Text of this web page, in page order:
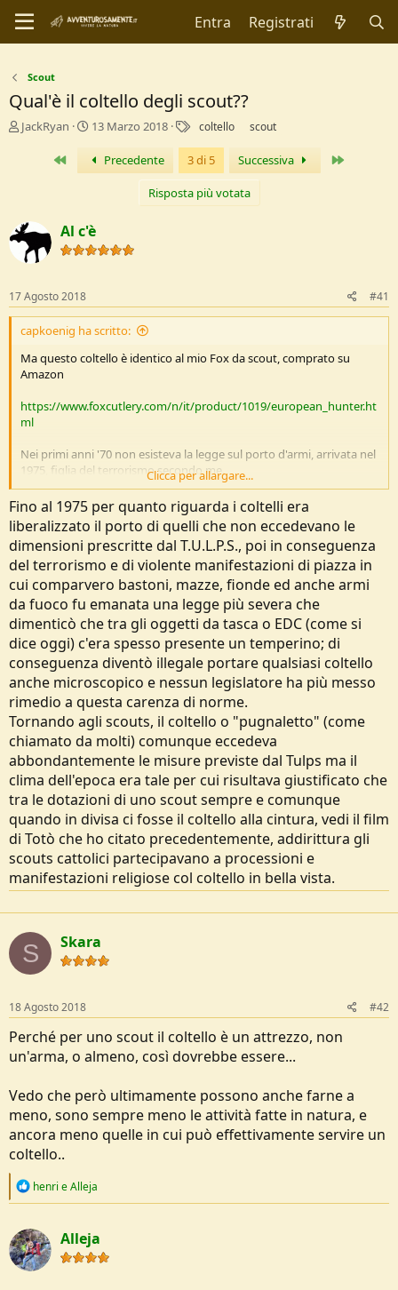
Entra Registrati
Scout
Qual'è il coltello degli scout??
C
r
e
D
c
u
s
i
o
e
JackRyan
D
t
a
I
n
i
13 Marzo 2018
g
coltello scout
Primo Precedente 3 di 5 Successiva
Risposta più votata
Al c'è
17 Agosto 2018 #41
capkoenig ha scritto:
Ma questo coltello è identico al mio Fox da scout, comprato su
Amazon
https://www.foxcutlery.com/n/it/product/1019/european_hunter.ht
ml
Nei primi anni '70 non esisteva la legge sul porto d'armi, arrivata nel
1975, figlia del terrorismo secondo me.
http://www.sanzioniamministrative.i...a_Normativa/Leggi/Armi/L_1
8Aprile1975-110.htm
Clicca per allargare...
Fino al 1975 per quanto riguarda i coltelli era
liberalizzato il porto di quelli che non eccedevano le
dimensioni prescritte dal T.U.L.P.S., poi in conseguenza
del terrorismo e di violente manifestazioni di piazza in
cui comparvero bastoni, mazze, fionde ed anche armi
da fuoco fu emanata una legge più severa che
dimenticò che tra gli oggetti da tasca o EDC (come si
dice oggi) c'era spesso presente un temperino; di
conseguenza diventò illegale portare qualsiasi coltello
anche microscopico e nessun legislatore ha più messo
rimedio a questa carenza di norme.
Tornando agli scouts, il coltello o "pugnaletto" (come
chiamato da molti) comunque eccedeva
abbondantemente le misure previste dal Tulps ma il
clima dell'epoca era tale per cui risultava giustificato che
tra le dotazioni di uno scout sempre e comunque
quando in divisa ci fosse il coltello alla cintura, vedi il film
di Totò che ho citato precedentemente, addirittura gli
scouts cattolici partecipavano a processioni e
manifestazioni religiose col coltello in bella vista.
S Skara
18 Agosto 2018 #42
Perché per uno scout il coltello è un attrezzo, non
un'arma, o almeno, così dovrebbe essere...
Vedo che però ultimamente possono anche farne a
meno, sono sempre meno le attività fatte in natura, e
ancora meno quelle in cui può effettivamente servire un
coltello..
R
c
t
i
o
henri eAlleja
Alleja